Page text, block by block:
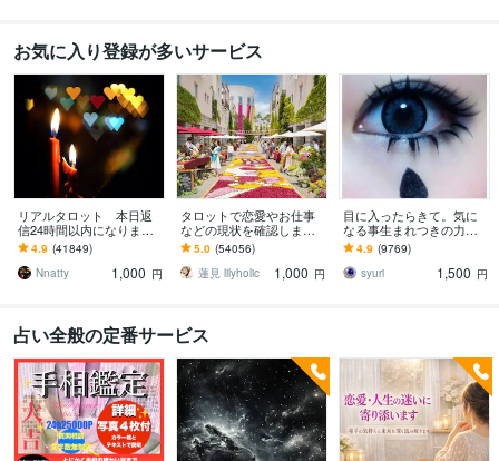
お気に入り登録が多いサービス
リアルタロット 本日返
信24時間以内になります
❤︎タイトルをご確認くださ
い❤︎
4.9 (41849)
Nnatty
1,000 円
タロットで恋愛やお仕事
などの現状を確認します
アドバイスもしっかりお
届けしますので安心して
ください♡
5.0 (54056)
蓮見 lilyholic
1,000 円
目に入ったらきて。気に
なる事生まれつきの力で
視ます 視ましょう恋愛や
仕事などこの先など
4.9 (9769)
syuri
1,500 円
占い全般の定番サービス